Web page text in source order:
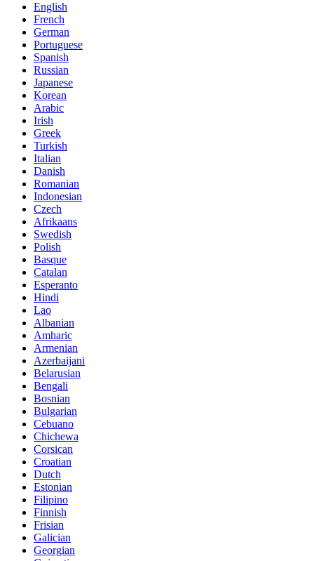
English
French
German
Portuguese
Spanish
Russian
Japanese
Korean
Arabic
Irish
Greek
Turkish
Italian
Danish
Romanian
Indonesian
Czech
Afrikaans
Swedish
Polish
Basque
Catalan
Esperanto
Hindi
Lao
Albanian
Amharic
Armenian
Azerbaijani
Belarusian
Bengali
Bosnian
Bulgarian
Cebuano
Chichewa
Corsican
Croatian
Dutch
Estonian
Filipino
Finnish
Frisian
Galician
Georgian